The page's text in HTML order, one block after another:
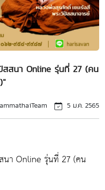
สสนา Online รุ่นที่ 27 (คน
5 ม.ค. 2565
นา Online รุ่นที่ 27 (คน